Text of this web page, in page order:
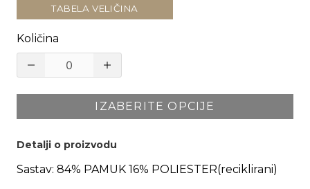
TABELA VELIČINA
Količina
IZABERITE OPCIJE
Detalji o proizvodu
Sastav: 84% PAMUK 16% POLIESTER(reciklirani)